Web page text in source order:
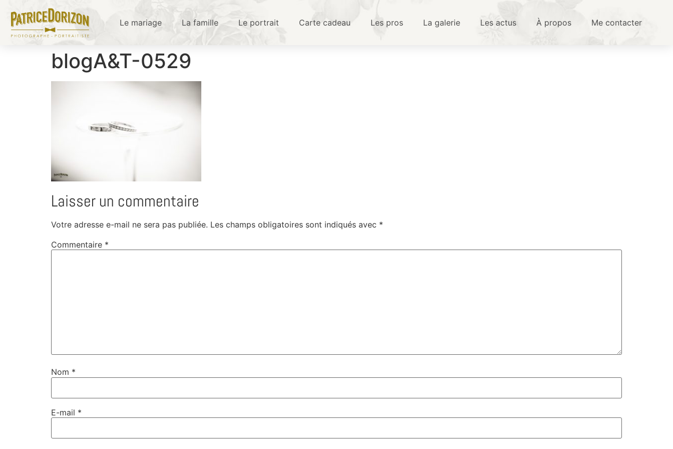
Le mariage La famille Le portrait Carte cadeau Les pros La galerie Les actus À propos Me contacter
blogA&T-0529
Laisser un commentaire
Votre adresse e-mail ne sera pas publiée. Les champs obligatoires sont indiqués avec *
Commentaire *
Nom *
E-mail *